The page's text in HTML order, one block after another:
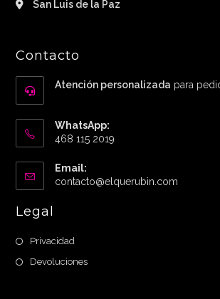
San Luis de la Paz
Contacto
Atención personalizada para
WhatsApp:
468 115 2019
Email:
contacto@elquerubin.com
Legal
Privacidad
Devoluciones